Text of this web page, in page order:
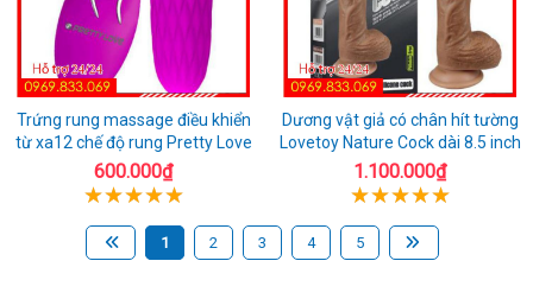
Trứng rung massage điều khiển
từ xa12 chế độ rung Pretty Love
600.000₫
Dương vật giả có chân hít tường
Lovetoy Nature Cock dài 8.5 inch
1.100.000₫
1 2 3 4 5